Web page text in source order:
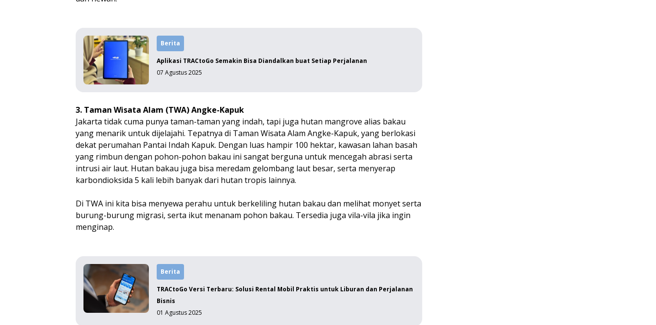
Berita
Aplikasi TRACtoGo Semakin Bisa Diandalkan buat Setiap Perjalanan
07 Agustus 2025
3. Taman Wisata Alam (TWA) Angke-Kapuk
Jakarta tidak cuma punya taman-taman yang indah, tapi juga hutan mangrove alias bakau
yang menarik untuk dijelajahi. Tepatnya di Taman Wisata Alam Angke-Kapuk, yang berlokasi
dekat perumahan Pantai Indah Kapuk. Dengan luas hampir 100 hektar, kawasan lahan basah
yang rimbun dengan pohon-pohon bakau ini sangat berguna untuk mencegah abrasi serta
intrusi air laut. Hutan bakau juga bisa meredam gelombang laut besar, serta menyerap
karbondioksida 5 kali lebih banyak dari hutan tropis lainnya.
Di TWA ini kita bisa menyewa perahu untuk berkeliling hutan bakau dan melihat monyet serta
burung-burung migrasi, serta ikut menanam pohon bakau. Tersedia juga vila-vila jika ingin
menginap.
Berita
TRACtoGo Versi Terbaru: Solusi Rental Mobil Praktis untuk Liburan dan Perjalanan
Bisnis
01 Agustus 2025